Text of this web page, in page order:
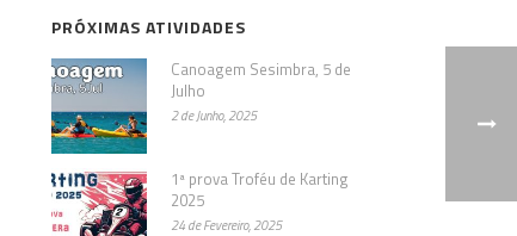
PRÓXIMAS ATIVIDADES
Canoagem Sesimbra, 5 de
Julho
2 de Junho, 2025
1ª prova Troféu de Karting
2025
24 de Fevereiro, 2025